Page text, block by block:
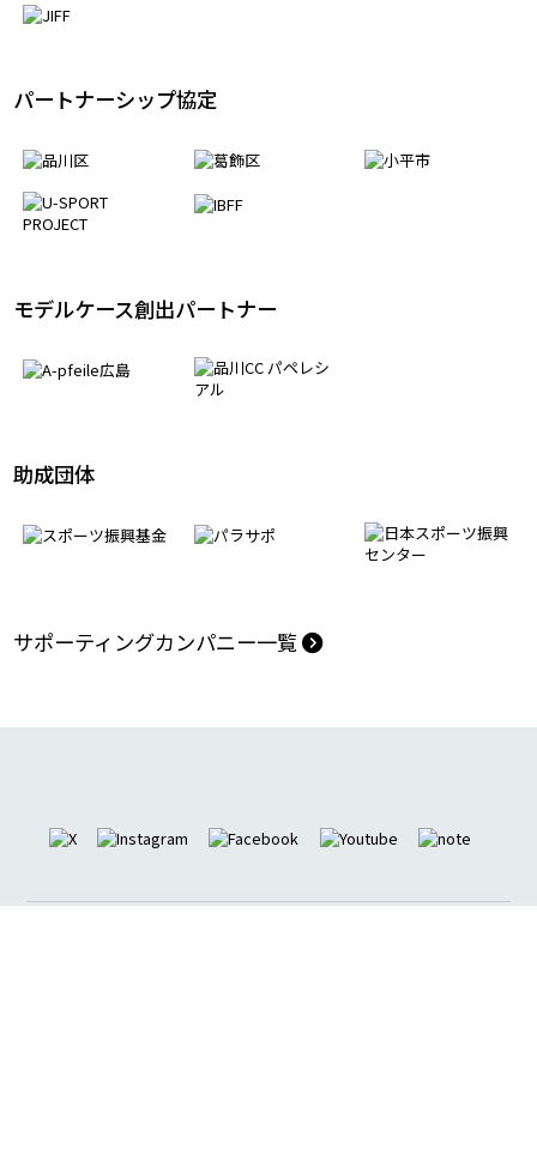
日本障がい者サッカー連盟・加盟組織
パートナーシップ協定
モデルケース創出パートナー
サポーティングカンパニー一覧